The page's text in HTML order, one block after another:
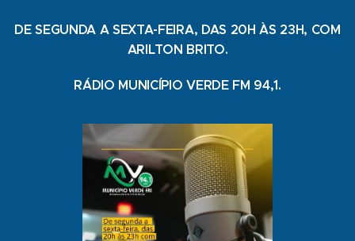
DE SEGUNDA A SEXTA-FEIRA, DAS 20H ÀS 23H, COM
ARILTON BRITO.
RÁDIO MUNICÍPIO VERDE FM 94,1.